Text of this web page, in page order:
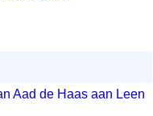
Aad de Haas aan Leen